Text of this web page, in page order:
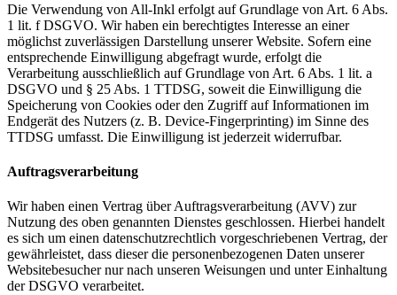
Die Verwendung von All-Inkl erfolgt auf Grundlage von Art. 6 Abs.
1 lit. f DSGVO. Wir haben ein berechtigtes Interesse an einer
möglichst zuverlässigen Darstellung unserer Website. Sofern eine
entsprechende Einwilligung abgefragt wurde, erfolgt die
Verarbeitung ausschließlich auf Grundlage von Art. 6 Abs. 1 lit. a
DSGVO und § 25 Abs. 1 TTDSG, soweit die Einwilligung die
Speicherung von Cookies oder den Zugriff auf Informationen im
Endgerät des Nutzers (z. B. Device-Fingerprinting) im Sinne des
TTDSG umfasst. Die Einwilligung ist jederzeit widerrufbar.
Auftragsverarbeitung
Wir haben einen Vertrag über Auftragsverarbeitung (AVV) zur
Nutzung des oben genannten Dienstes geschlossen. Hierbei handelt
es sich um einen datenschutzrechtlich vorgeschriebenen Vertrag, der
gewährleistet, dass dieser die personenbezogenen Daten unserer
Websitebesucher nur nach unseren Weisungen und unter Einhaltung
der DSGVO verarbeitet.